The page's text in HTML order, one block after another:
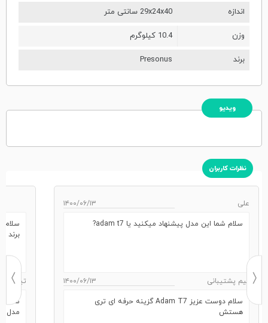
اندازه 29x24x40 سانتی متر
وزن 10.4 کیلوگرم
برند Presonus
ویدیو
نظرات کاربران
علی ۱۴۰۰/۰۶/۱۳
سلام شما این مدل پیشنهاد میکنید یا adam t7?
تیم پشتیبانی ۱۴۰۰/۰۶/۱۳
سلام دوست عزیز Adam T7 گزینه حرفه ای تری
هستش
برند
تیم
سلام
مدل